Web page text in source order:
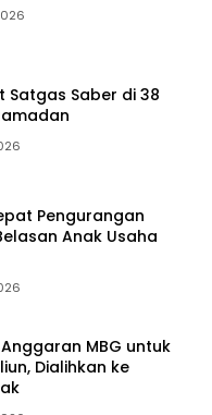
Satgas Saber di 38
Pengurangan
Anak Usaha
MBG untuk
Dialihkan ke